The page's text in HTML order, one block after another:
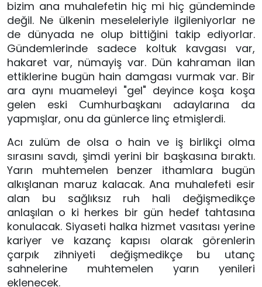
bizim ana muhalefetin hiç mi hiç gündeminde
değil. Ne ülkenin meseleleriyle ilgileniyorlar ne
de dünyada ne olup bittiğini takip ediyorlar.
Gündemlerinde sadece koltuk kavgası var,
hakaret var, nümayiş var. Dün kahraman ilan
ettiklerine bugün hain damgası vurmak var. Bir
ara aynı muameleyi "gel" deyince koşa koşa
gelen eski Cumhurbaşkanı adaylarına da
yapmışlar, onu da günlerce linç etmişlerdi.
Acı zulüm de olsa o hain ve iş birlikçi olma
sırasını savdı, şimdi yerini bir başkasına bıraktı.
Yarın muhtemelen benzer ithamlara bugün
alkışlanan maruz kalacak. Ana muhalefeti esir
alan bu sağlıksız ruh hali değişmedikçe
anlaşılan o ki herkes bir gün hedef tahtasına
konulacak. Siyaseti halka hizmet vasıtası yerine
kariyer ve kazanç kapısı olarak görenlerin
çarpık zihniyeti değişmedikçe bu utanç
sahnelerine muhtemelen yarın yenileri
eklenecek.